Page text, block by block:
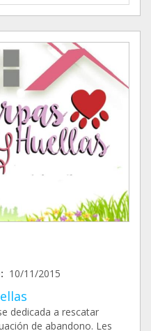
10/11/2015
dedicada a rescatar
de abandono. Les